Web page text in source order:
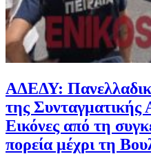
ΑΔΕΔΥ:
της
Εικόνες από τη
πορεία μέχρι τη